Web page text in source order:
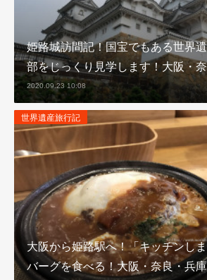
姫路城訪問記！国宝でもある世界
部をじっくり見学します！大阪・
2020.09.23 10:08
世界遺産旅行記
大阪から姫路駅へ！「キッチンし
バーグを食べる！大阪・奈良・兵